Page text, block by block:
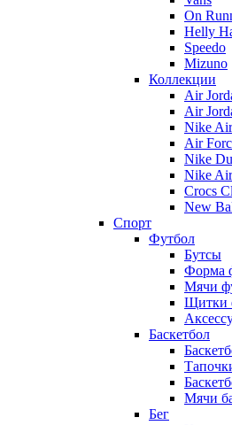
On
Helly
Speedo
Mizuno
Коллекции
Air
Air
Nike
Air
Nike
Nike
Crocs
New
Спорт
Футбол
Бутсы
Форма
Мячи
Щитки
Баскетбол
Мячи
Бег